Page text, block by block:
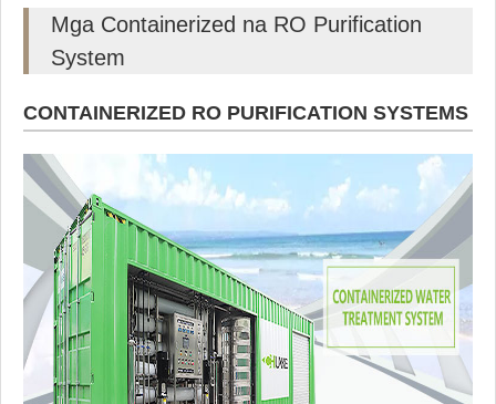
Mga Containerized na RO Purification
System
CONTAINERIZED RO PURIFICATION SYSTEMS